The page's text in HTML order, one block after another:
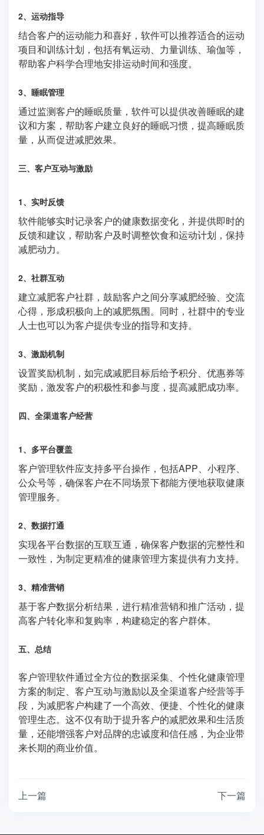
2、运动指导
结合客户的运动能力和喜好，软件可以推荐适合的运动
项目和训练计划，包括有氧运动、力量训练、瑜伽等，
帮助客户科学合理地安排运动时间和强度。
3、睡眠管理
通过监测客户的睡眠质量，软件可以提供改善睡眠的建
议和方案，帮助客户建立良好的睡眠习惯，提高睡眠质
量，从而促进减肥效果。
三、客户互动与激励
1、实时反馈
软件能够实时记录客户的健康数据变化，并提供即时的
反馈和建议，帮助客户及时调整饮食和运动计划，保持
减肥动力。
2、社群互动
建立减肥客户社群，鼓励客户之间分享减肥经验、交流
心得，形成积极向上的减肥氛围。同时，社群中的专业
人士也可以为客户提供专业的指导和支持。
3、激励机制
设置奖励机制，如完成减肥目标后给予积分、优惠券等
奖励，激发客户的积极性和参与度，提高减肥成功率。
四、全渠道客户经营
1、多平台覆盖
客户管理软件应支持多平台操作，包括APP、小程序、
公众号等，确保客户在不同场景下都能方便地获取健康
管理服务。
2、数据打通
实现各平台数据的互联互通，确保客户数据的完整性和
一致性，为制定更精准的健康管理方案提供有力支持。
3、精准营销
基于客户数据分析结果，进行精准营销和推广活动，提
高客户转化率和复购率，构建稳定的客户群体。
五、总结
客户管理软件通过全方位的数据采集、个性化健康管理
方案的制定、客户互动与激励以及全渠道客户经营等手
段，为减肥客户构建了一个高效、便捷、个性化的健康
管理生态。这不仅有助于提升客户的减肥效果和生活质
量，还能增强客户对品牌的忠诚度和信任感，为企业带
来长期的商业价值。
上一篇 下一篇